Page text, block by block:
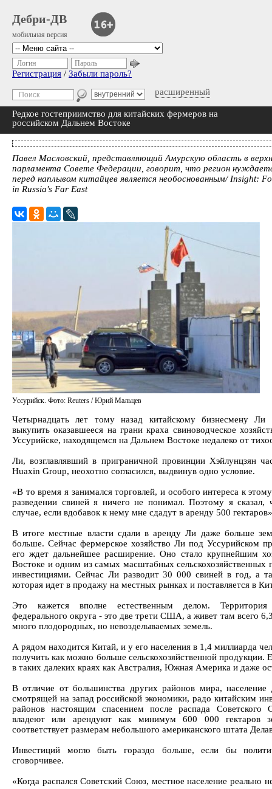
Дебри-ДВ
мобильная версия
расширенный
Логин Пароль
Регистрация / Забыли пароль?
Редкое гостеприимство для китайских фермеров на
российском Дальнем Востоке
Павел Масловский, представляющий Амурскую область в
парламента Совете Федерации, говорит, что регион
перед наплывом китайцев является необоснованным/ Insight:
in Russia's Far East
Уссурийск. Фото: Reuters / Юрий Мальцев
Четырнадцать лет тому назад китайскому бизнесмену
выкупить оказавшееся на грани краха свиноводческое
Уссурийске, находящемся на Дальнем Востоке недалеко от
Ли, возглавлявший в приграничной провинции Хэйлунцзян
Huaxin Group, неохотно согласился, выдвинув одно условие.
«В то время я занимался торговлей, и особого интереса к
разведении свиней я ничего не понимал. Поэтому я
случае, если вдобавок к нему мне сдадут в аренду 500
В итоге местные власти сдали в аренду Ли даже больше
больше. Сейчас фермерское хозяйство Ли под Уссурийском
его ждет дальнейшее расширение. Оно стало крупнейшим
Востоке и одним из самых масштабных сельскохозяйственных
инвестициями. Сейчас Ли разводит 30 000 свиней в год, а
которая идет в продажу на местных рынках и поставляется в
Это кажется вполне естественным делом. Территория
федерального округа - это две трети США, а живет там всего
много плодородных, но невозделываемых земель.
А рядом находится Китай, и у его населения в 1,4 миллиарда
получить как можно больше сельскохозяйственной продукции.
в таких далеких краях как Австралия, Южная Америка и даже
В отличие от большинства других районов мира, население
смотрящей на запад российской экономики, радо китайским
районов настоящим спасением после распада
владеют или арендуют как минимум 600 000 гектаров
соответствует размерам небольшого американского штата
Инвестиций могло быть гораздо больше, если бы
сговорчивее.
«Когда распался Советский Союз, местное население реально